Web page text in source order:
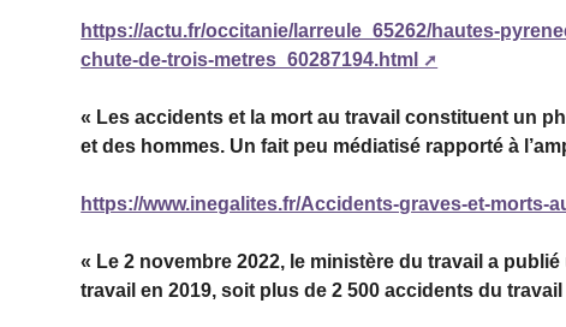
https://actu.fr/occitanie/larreule_65262/hautes-
chute-de-trois-metres_60287194.html
« Les accidents et la mort au travail constituent un
et des hommes. Un fait peu médiatisé rapporté à
https://www.inegalites.fr/Accidents-graves-et-morts-
« Le 2 novembre 2022, le ministère du travail a
travail en 2019, soit plus de 2 500 accidents du